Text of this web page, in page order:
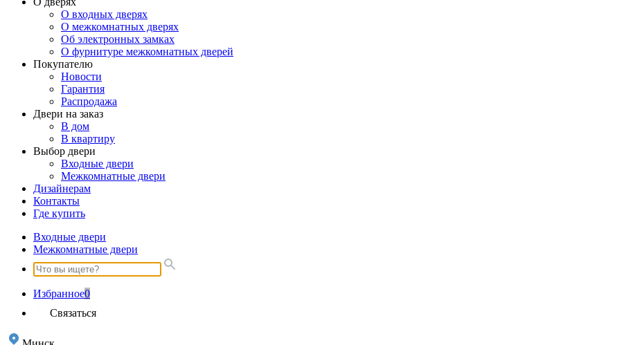
О входных дверях
О межкомнатных дверях
Об электронных замках
О фурнитуре межкомнатных дверей
Покупателю
Новости
Гарантия
Распродажа
Двери на заказ
В дом
В квартиру
Выбор двери
Входные двери
Межкомнатные двери
Дизайнерам
Контакты
Где купить
Входные двери
Межкомнатные двери
Избранное0
Связаться